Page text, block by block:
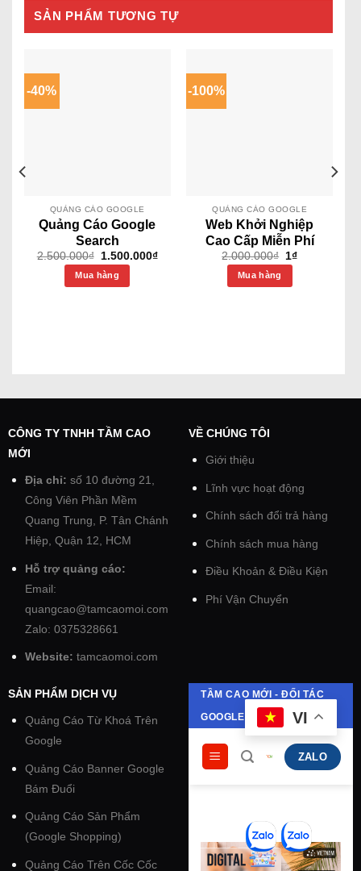
SẢN PHẨM TƯƠNG TỰ
-40%
QUẢNG CÁO GOOGLE
Quảng Cáo Google
Search
2.500.000₫ 1.500.000₫
Mua hàng
-100%
QUẢNG CÁO GOOGLE
Web Khởi Nghiệp
Cao Cấp Miễn Phí
2.000.000₫ 1₫
Mua hàng
CÔNG TY TNHH TẦM CAO
MỚI
Địa chỉ: số 10 đường 21,
Công Viên Phần Mềm
Quang Trung, P. Tân Chánh
Hiệp, Quận 12, HCM
Hỗ trợ quảng cáo:
Email:
quangcao@tamcaomoi.com
Zalo: 0375328661
Website: tamcaomoi.com
VỀ CHÚNG TÔI
Giới thiệu
Lĩnh vực hoạt động
Chính sách đổi trả hàng
Chính sách mua hàng
Điều Khoản & Điều Kiện
Phí Vận Chuyển
SẢN PHẨM DỊCH VỤ
Quảng Cáo Từ Khoá Trên
Google
Quảng Cáo Banner Google
Bám Đuổi
Quảng Cáo Sản Phẩm
(Google Shopping)
Quảng Cáo Trên Cốc Cốc